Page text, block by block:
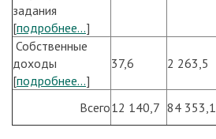
задания
[подробнее...]
Собственные
доходы
[подробнее...]
37,6 2 263,5
Всего12 140,7 84 353,1